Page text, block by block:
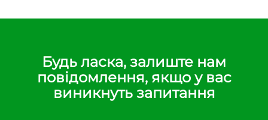
Будь ласка, залиште нам
повідомлення, якщо у вас
виникнуть запитання